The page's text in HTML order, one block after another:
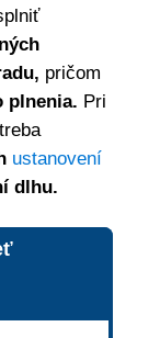
pričom
plnenia. Pri
ustanovení
dlhu.